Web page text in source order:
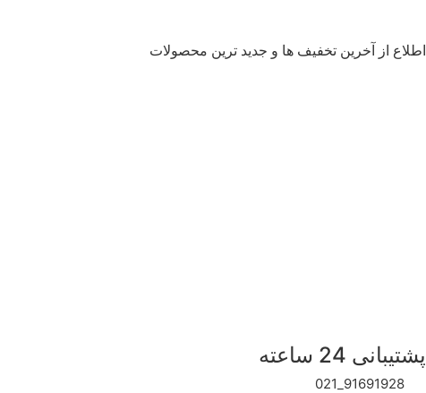
اطلاع از آخرین تخفیف ها و جدید ترین محصولات
پشتیبانی 24 ساعته
91691928_021